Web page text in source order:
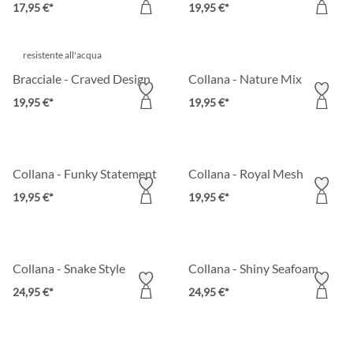
17,95 €* 19,95 €*
resistente all'acqua
Bracciale - Craved Design
19,95 €*
Collana - Nature Mix
19,95 €*
Collana - Funky Statement
19,95 €*
Collana - Royal Mesh
19,95 €*
Collana - Snake Style
24,95 €*
Collana - Shiny Seafoam
24,95 €*